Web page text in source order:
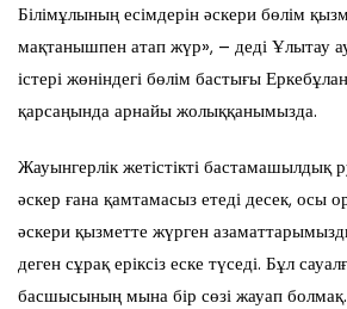
Білімұлының есімдерін әскери бөлім
мақтанышпен атап жүр», – деді Ұлытау
істері жөніндегі бөлім бастығы
қарсаңында арнайы жолыққанымызда.
Жауынгерлік жетістікті бастамашылдық
әскер ғана қамтамасыз етеді десек, осы
әскери қызметте жүрген
деген сұрақ еріксіз еске түседі. Бұл
басшысының мына бір сөзі жауап